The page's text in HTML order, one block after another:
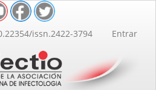
issn.2422-3794 Entrar